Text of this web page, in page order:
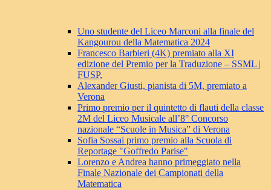
Uno studente del Liceo Marconi alla finale del
Kangourou della Matematica 2024
Francesco Barbieri (4K) premiato alla XI
edizione del Premio per la Traduzione – SSML |
FUSP,
Alexander Giusti, pianista di 5M, premiato a
Verona
Primo premio per il quintetto di flauti della classe
2M del Liceo Musicale all’8° Concorso
nazionale “Scuole in Musica” di Verona
Sofia Sossai primo premio alla Scuola di
Reportage "Goffredo Parise"
Lorenzo e Andrea hanno primeggiato nella
Finale Nazionale dei Campionati della
Matematica